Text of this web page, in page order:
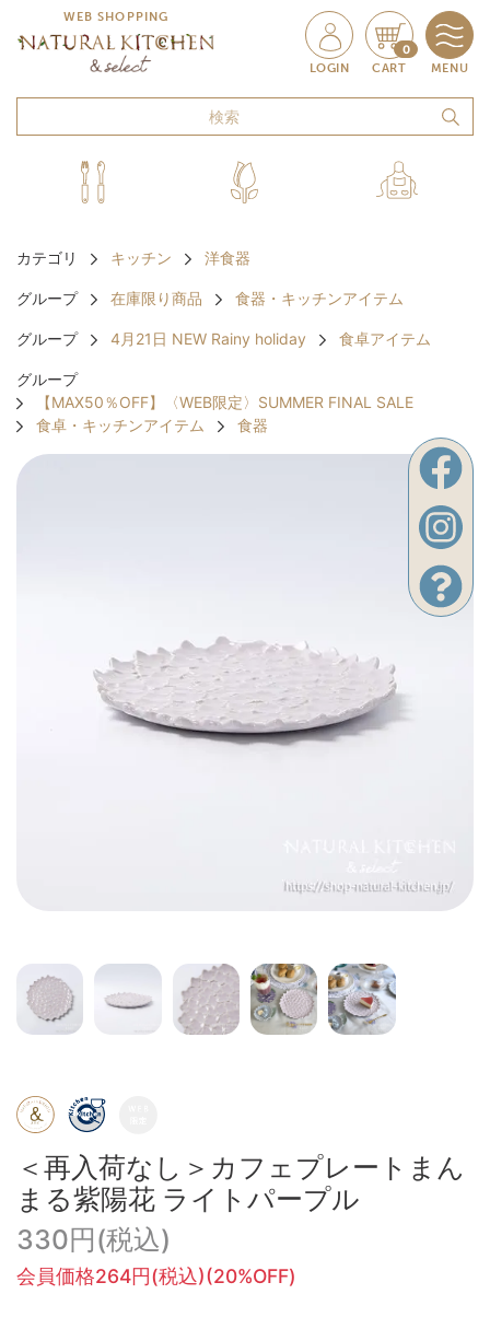
WEB SHOPPING
LOGIN
0
CART MENU
カテゴリ キッチン 洋食器
グループ 在庫限り商品 食器・キッチンアイテム
グループ 4月21日 NEW Rainy holiday 食卓アイテム
グループ
【MAX50％OFF】〈WEB限定〉SUMMER FINAL SALE
食卓・キッチンアイテム
食器
＜再入荷なし＞カフェプレートまん
まる紫陽花 ライトパープル
330円(税込)
会員価格264円(税込)(20%OFF)